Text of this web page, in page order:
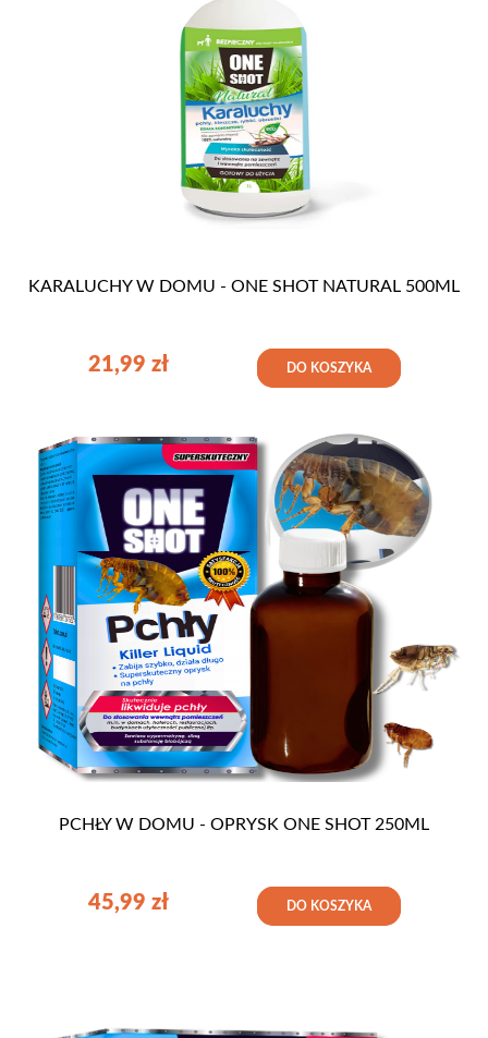
KARALUCHY W DOMU - ONE SHOT NATURAL 500ML
21,99 zł DO KOSZYKA
PCHŁY W DOMU - OPRYSK ONE SHOT 250ML
45,99 zł DO KOSZYKA